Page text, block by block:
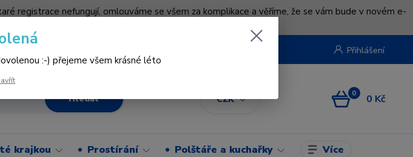
registrace nefungují, omlouváme se všem za komplikace a věříme, že se vám bude v novém e-
CZK
Přihlášení
Hledat 0 0 Kč
krajkou Prostírání Polštáře a kuchařky Více
:-) přejeme všem krásné léto